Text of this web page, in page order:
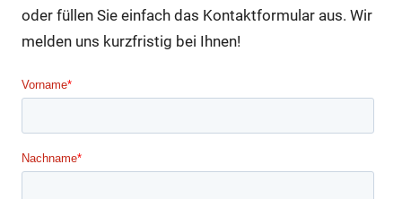
oder füllen Sie einfach das Kontaktformular aus. Wir
melden uns kurzfristig bei Ihnen!